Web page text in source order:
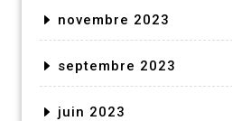
novembre 2023
septembre 2023
juin 2023